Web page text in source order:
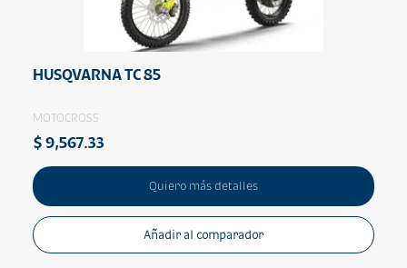
HUSQVARNA TC 85
MOTOCROSS
$ 9,567.33
Quiero más detalles
Añadir al comparador